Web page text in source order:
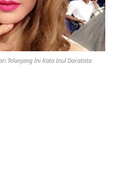
Telanjang Ini Kata Inul Daratista